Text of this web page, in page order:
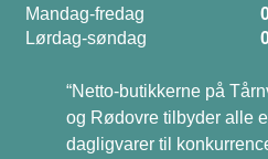
Mandag-fredag
Lørdag-søndag
“Netto-butikkerne på
og Rødovre tilbyder alle
dagligvarer til